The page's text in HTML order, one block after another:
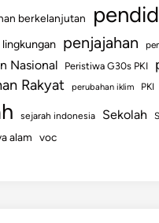
berkelanjutan
penjajahan
Nasional Peristiwa G30s PKI
Rakyat perubahan iklim PKI
sejarah indonesia Sekolah
alam voc